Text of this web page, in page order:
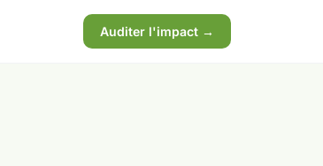
Auditer l'impact →